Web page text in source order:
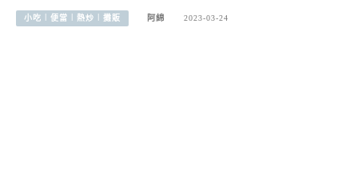
小吃︱便當︱熱炒︱攤販 阿綿 2023-03-24